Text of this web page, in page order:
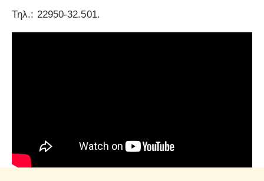
Τηλ.: 22950-32.501.